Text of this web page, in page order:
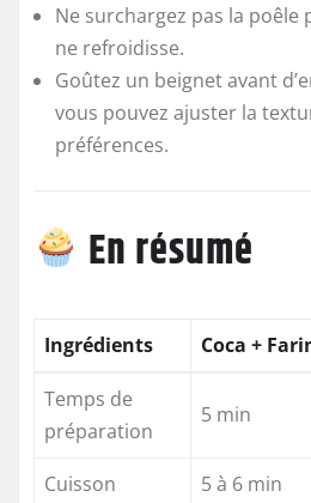
Ne surchargez pas la poêle
ne refroidisse.
Goûtez un beignet avant
vous pouvez ajuster la
préférences.
En résumé
Ingrédients Coca +
Temps de
préparation
5 min
Cuisson
5 à 6 min